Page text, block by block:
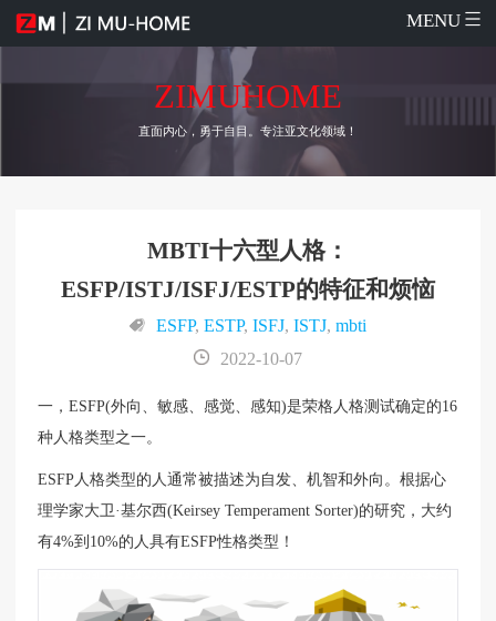
MENU
ZIMUHOME
直面内心，勇于自目。专注亚文化领域！
MBTI十六型人格：
ESFP/ISTJ/ISFJ/ESTP的特征和烦恼
ESFP, ESTP, ISFJ, ISTJ, mbti
2022-10-07
一，ESFP(外向、敏感、感觉、感知)是荣格人格测试确定的16
种人格类型之一。
ESFP人格类型的人通常被描述为自发、机智和外向。根据心
理学家大卫·基尔西(Keirsey Temperament Sorter)的研究，大约
有4%到10%的人具有ESFP性格类型！